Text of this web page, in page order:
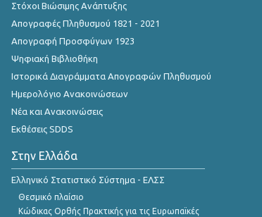
Στόχοι Βιώσιμης Ανάπτυξης
Απογραφές Πληθυσμού 1821 - 2021
Απογραφή Προσφύγων 1923
Ψηφιακή Βιβλιοθήκη
Ιστορικά Διαγράμματα Απογραφών Πληθυσμού
Ημερολόγιο Ανακοινώσεων
Νέα και Ανακοινώσεις
Εκθέσεις SDDS
Στην Ελλάδα
Ελληνικό Στατιστικό Σύστημα - ΕΛΣΣ
Θεσμικό πλαίσιο
Κώδικας Ορθής Πρακτικής για τις Ευρωπαϊκές